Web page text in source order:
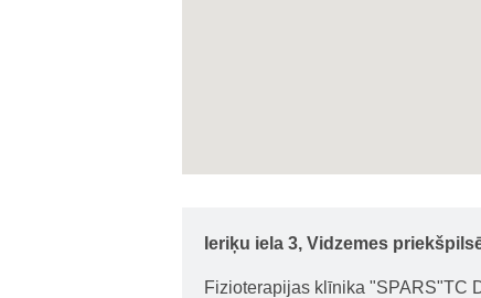
Ieriķu iela 3, Vidzemes
Fizioterapijas klīnika "SPARS"TC